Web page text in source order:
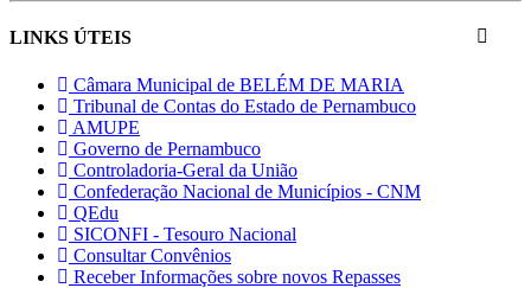
LINKS ÚTEIS
Câmara Municipal de BELÉM DE MARIA
Tribunal de Contas do Estado de Pernambuco
AMUPE
Governo de Pernambuco
Controladoria-Geral da União
Confederação Nacional de Municípios - CNM
QEdu
SICONFI - Tesouro Nacional
Consultar Convênios
Receber Informações sobre novos Repasses